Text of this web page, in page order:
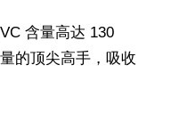
含量高达 130
的顶尖高手，吸收